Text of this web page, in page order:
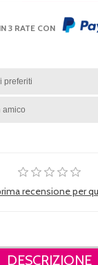
3 RATE CON
recensione per
DESCRIZIONE